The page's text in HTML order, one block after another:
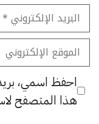
البريد
الإلكتروني
الموقع
الإلكتروني
احفظ اسمي،
هذا المتصفح